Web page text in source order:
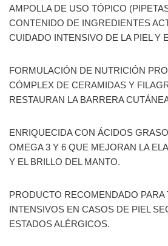
AMPOLLA DE USO TÓPICO
CONTENIDO DE INGREDIENTES
CUIDADO INTENSIVO DE LA PIEL Y
FORMULACIÓN DE NUTRICIÓN
CÓMPLEX DE CERAMIDAS Y
RESTAURAN LA BARRERA
ENRIQUECIDA CON ÁCIDOS
OMEGA 3 Y 6 QUE MEJORAN LA
Y EL BRILLO DEL MANTO.
PRODUCTO RECOMENDADO PARA
INTENSIVOS EN CASOS DE PIEL
ESTADOS ALÉRGICOS.